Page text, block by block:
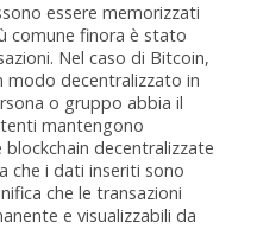
essere memorizzati
comune finora è stato
Nel caso di Bitcoin,
modo decentralizzato in
o gruppo abbia il
mantengono
decentralizzate
che i dati inseriti sono
che le transazioni
e visualizzabili da